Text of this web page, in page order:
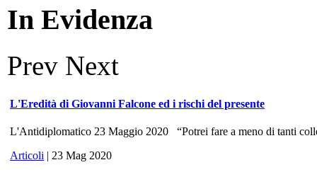
In Evidenza
Prev Next
L'Eredità di Giovanni Falcone ed i rischi del presente
L'Antidiplomatico 23 Maggio 2020 “Potrei fare a meno di tanti
Articoli | 23 Mag 2020